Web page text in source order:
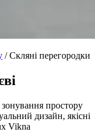
/Скляні перегородки
простору
дизайн, якісні
Vikna